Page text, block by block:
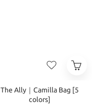
The Ally｜Camilla Bag [5
colors]